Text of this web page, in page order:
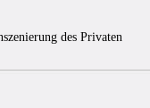
des Privaten